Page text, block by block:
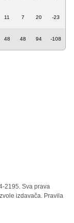
11 7 20 -23
48 48 94 -108
2195. Sva prava
izdavača. Pravila